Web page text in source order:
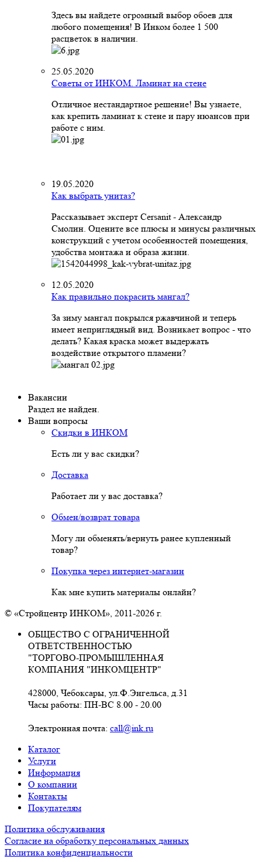
Здесь вы найдете огромный выбор обоев для
любого помещения! В Инком более 1 500
расцветок в наличии.
25.05.2020
Советы от ИНКОМ. Ламинат на стене
Отличное нестандартное решение! Вы узнаете,
как крепить ламинат к стене и пару нюансов при
работе с ним.
19.05.2020
Как выбрать унитаз?
Рассказывает эксперт Cersanit - Александр
Смолин. Оцените все плюсы и минусы различных
конструкций с учетом особенностей помещения,
удобства монтажа и образа жизни.
12.05.2020
Как правильно покрасить мангал?
За зиму мангал покрылся ржавчиной и теперь
имеет неприглядный вид. Возникает вопрос - что
делать? Какая краска может выдержать
воздействие открытого пламени?
Вакансии
Раздел не найден.
Ваши вопросы
Скидки в ИНКОМ
Есть ли у вас скидки?
Доставка
Работает ли у вас доставка?
Обмен/возврат товара
Могу ли обменять/вернуть ранее купленный
товар?
Покупка через интернет-магазин
Как мне купить материалы онлайн?
© «Стройцентр ИНКОМ», 2011-2026 г.
ОБЩЕСТВО С ОГРАНИЧЕННОЙ
ОТВЕТСТВЕННОСТЬЮ
"ТОРГОВО-ПРОМЫШЛЕННАЯ
КОМПАНИЯ "ИНКОМЦЕНТР"
428000, Чебоксары, ул.Ф.Энгельса, д.31
Часы работы: ПН-ВС 8.00 - 20.00
Электронная почта: call@ink.ru
Каталог
Услуги
Информация
О компании
Контакты
Покупателям
Политика обслуживания
Согласие на обработку персональных данных
Политика конфиденциальности